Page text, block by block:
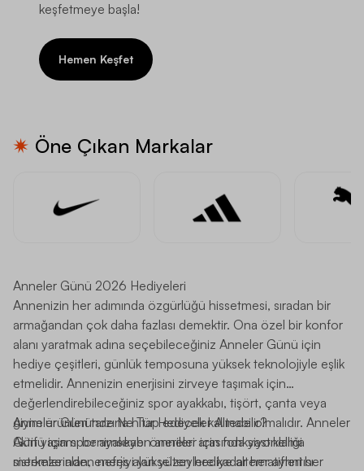
keşfetmeye başla!
Hemen Keşfet
Öne Çıkan Markalar
Anneler Günü 2026 Hediyeleri
Annenizin her adımında özgürlüğü hissetmesi, sıradan bir
armağandan çok daha fazlası demektir. Ona özel bir konfor
alanı yaratmak adına seçebileceğiniz Anneler Günü için
hediye çeşitleri, günlük temposuna yüksek teknolojiyle eşlik
etmelidir. Annenizin enerjisini zirveye taşımak için
değerlendirebileceğiniz spor ayakkabı, tişört, çanta veya
giyim ürünleri tarzına hitap edecek kalitede olmalıdır. Anneler
Günü için spor ayakkabı önerileri arasında yastıklama
sistemlerinden nefes alan yüzeylere kadar her ayrıntısı
Anneler Gününde Ne Tür Hediyeler Alınabilir?
Aktif yaşamı benimseyen anneler için fonksiyonelliği
merkeze alan, enerjiyi yükselten hediye alternatifleri her